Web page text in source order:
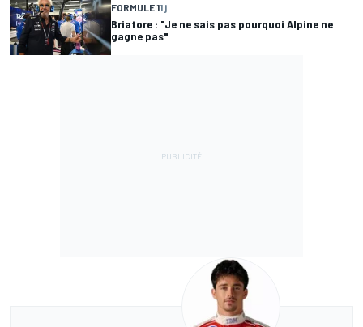
FORMULE 11 j
Briatore : "Je ne sais pas pourquoi Alpine ne
gagne pas"